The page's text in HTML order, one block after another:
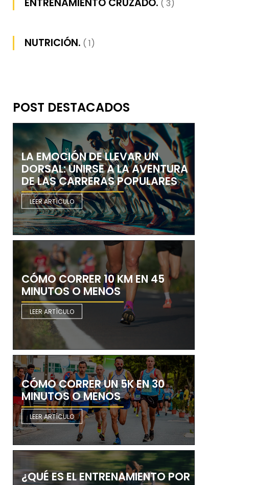
ENTRENAMIENTO CRUZADO. ( 3)
NUTRICIÓN. ( 1)
POST DESTACADOS
LA EMOCIÓN DE LLEVAR UN
DORSAL: UNIRSE A LA AVENTURA
DE LAS CARRERAS POPULARES
LEER ARTÍCULO
CÓMO CORRER 10 KM EN 45
MINUTOS O MENOS
LEER ARTÍCULO
CÓMO CORRER UN 5K EN 30
MINUTOS O MENOS
LEER ARTÍCULO
¿QUÉ ES EL ENTRENAMIENTO POR